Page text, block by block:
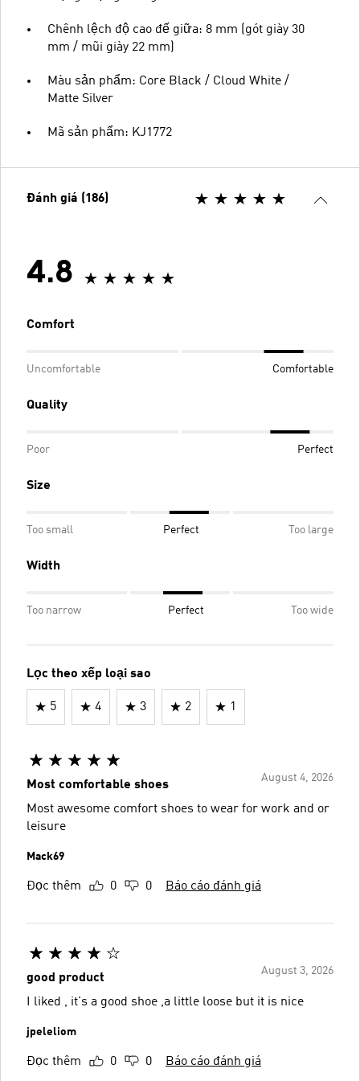
Chênh lệch độ cao đế giữa: 8 mm (gót giày 30
mm / mũi giày 22 mm)
Màu sản phẩm: Core Black / Cloud White /
Matte Silver
Mã sản phẩm: KJ1772
Đánh giá (186)
4.8
Comfort
Uncomfortable Comfortable
Quality
Poor Perfect
Size
Too small Perfect Too large
Width
Too narrow Perfect Too wide
Lọc theo xếp loại sao
5 4 3 2 1
August 4, 2026
Most comfortable shoes
Most awesome comfort shoes to wear for work and or
leisure
Mack69
Đọc thêm 0 0 Báo cáo đánh giá
August 3, 2026
good product
I liked , it's a good shoe ,a little loose but it is nice
jpeleliom
Đọc thêm 0 0 Báo cáo đánh giá